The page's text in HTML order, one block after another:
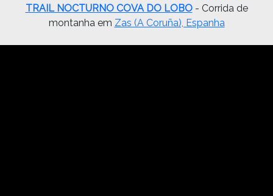
TRAIL NOCTURNO COVA DO LOBO- Corrida de
montanha em Zas (A Coruña), Espanha